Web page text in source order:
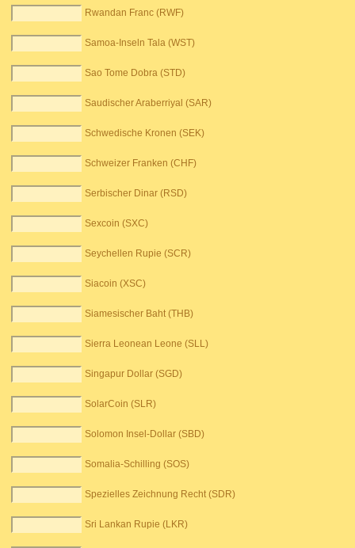
Rwandan Franc (RWF)
Samoa-Inseln Tala (WST)
Sao Tome Dobra (STD)
Saudischer Araberriyal (SAR)
Schwedische Kronen (SEK)
Schweizer Franken (CHF)
Serbischer Dinar (RSD)
Sexcoin (SXC)
Seychellen Rupie (SCR)
Siacoin (XSC)
Siamesischer Baht (THB)
Sierra Leonean Leone (SLL)
Singapur Dollar (SGD)
SolarCoin (SLR)
Solomon Insel-Dollar (SBD)
Somalia-Schilling (SOS)
Spezielles Zeichnung Recht (SDR)
Sri Lankan Rupie (LKR)